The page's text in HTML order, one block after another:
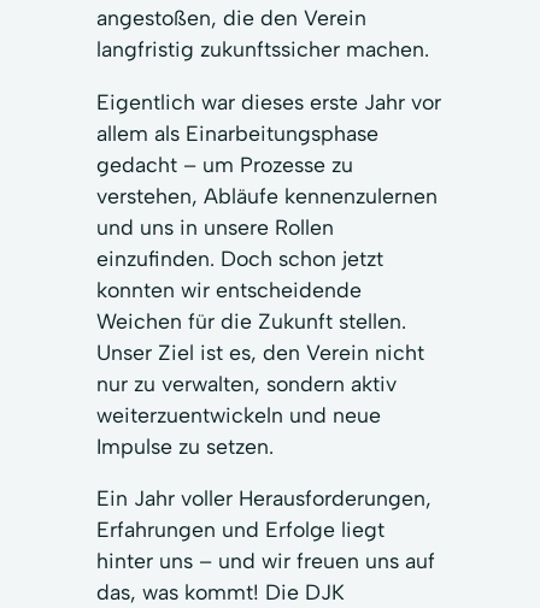
angestoßen, die den Verein
langfristig zukunftssicher machen.
Eigentlich war dieses erste Jahr vor
allem als Einarbeitungsphase
gedacht – um Prozesse zu
verstehen, Abläufe kennenzulernen
und uns in unsere Rollen
einzufinden. Doch schon jetzt
konnten wir entscheidende
Weichen für die Zukunft stellen.
Unser Ziel ist es, den Verein nicht
nur zu verwalten, sondern aktiv
weiterzuentwickeln und neue
Impulse zu setzen.
Ein Jahr voller Herausforderungen,
Erfahrungen und Erfolge liegt
hinter uns – und wir freuen uns auf
das, was kommt! Die DJK